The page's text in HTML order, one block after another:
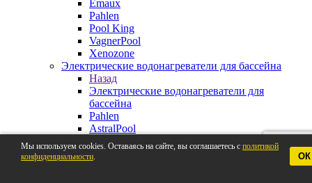
Emaux
Pahlen
Pool King
VagnerPool
Xenozone
Электрические водонагреватели для бассейна
Назад
Электрические водонагреватели для
бассейна
Pahlen
AstralPool
Aquaviva
Behncke
Мы используем cookies. Оставаясь на сайте, вы соглашаетесь с политикой
конфиденциальности. ОК